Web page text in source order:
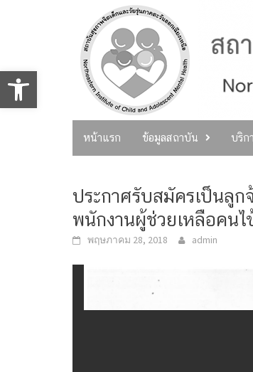
Open toolbar
หน้าแรก ข้อมูลสถาบัน บริก
ประกาศรับสมัครเป็นลูก
พนักงานผู้ช่วยเหลือคนไ
พฤษภาคม 28, 2018 admin